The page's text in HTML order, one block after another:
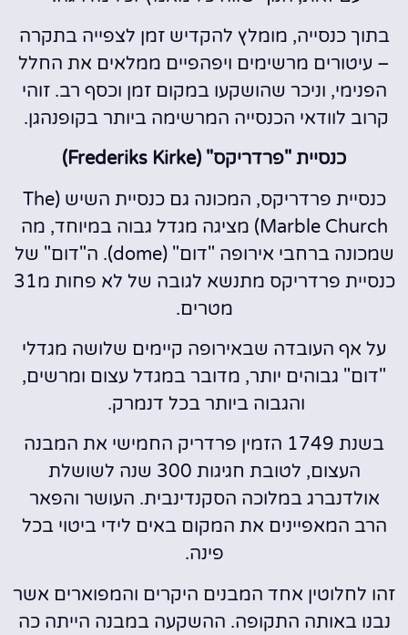
בתוך כנסייה, מומלץ להקדיש זמן לצפייה בתקרה
– עיטורים מרשימים ויפהפיים ממלאים את החלל
הפנימי, וניכר שהושקעו במקום זמן וכסף רב. זוהי
קרוב לוודאי הכנסייה המרשימה ביותר בקופנהגן.
כנסיית "פרדריקס" (Frederiks Kirke)
כנסיית פרדריקס, המכונה גם כנסיית השיש (The
Marble Church) מציגה מגדל גבוה במיוחד, מה
שמכונה ברחבי אירופה "דום" (dome). ה"דום" של
כנסיית פרדריקס מתנשא לגובה של לא פחות מ31
מטרים.
על אף העובדה שבאירופה קיימים שלושה מגדלי
"דום" גבוהים יותר, מדובר במגדל עצום ומרשים,
והגבוה ביותר בכל דנמרק.
בשנת 1749 הזמין פרדריק החמישי את המבנה
העצום, לטובת חגיגות 300 שנה לשושלת
אולדנברג במלוכה הסקנדינבית. העושר והפאר
הרב המאפיינים את המקום באים לידי ביטוי בכל
פינה.
זהו לחלוטין אחד המבנים היקרים והמפוארים אשר
נבנו באותה התקופה. ההשקעה במבנה הייתה כה